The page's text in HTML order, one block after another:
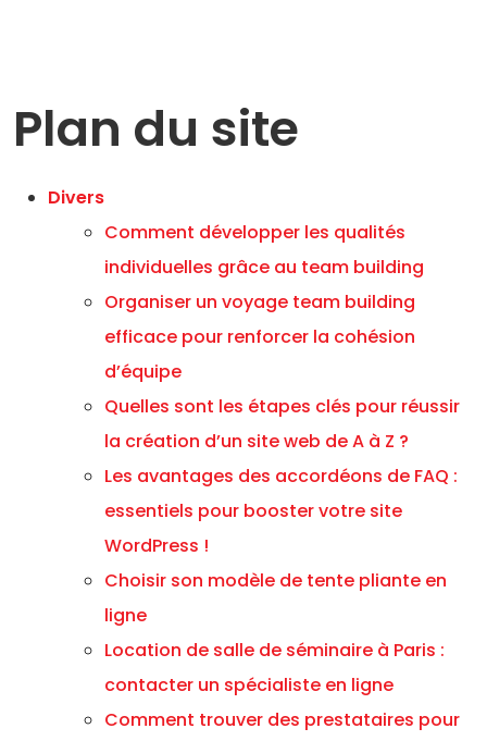
Plan du site
Divers
Comment développer les qualités
individuelles grâce au team building
Organiser un voyage team building
efficace pour renforcer la cohésion
d’équipe
Quelles sont les étapes clés pour réussir
la création d’un site web de A à Z ?
Les avantages des accordéons de FAQ :
essentiels pour booster votre site
WordPress !
Choisir son modèle de tente pliante en
ligne
Location de salle de séminaire à Paris :
contacter un spécialiste en ligne
Comment trouver des prestataires pour